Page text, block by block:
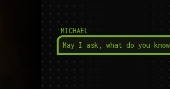
MICHAEL
May I ask, what do you